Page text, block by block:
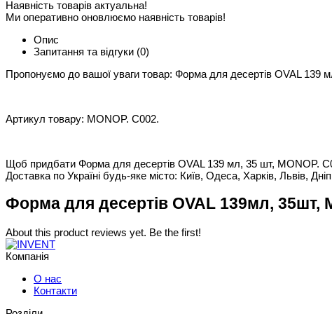
Наявність товарів актуальна!
Ми оперативно оновлюємо наявність товарів!
Опис
Запитання та відгуки (0)
Пропонуємо до вашої уваги товар: Форма для десертів OVAL 139
Артикул товару: MONOP. C002.
Щоб придбати Форма для десертів OVAL 139 мл, 35 шт, MONOP.
Доставка по Україні будь-яке місто: Київ, Одеса, Харків, Львів,
Форма для десертів OVAL 139мл, 35шт,
About this product reviews yet. Be the first!
Компанія
О нас
Контакти